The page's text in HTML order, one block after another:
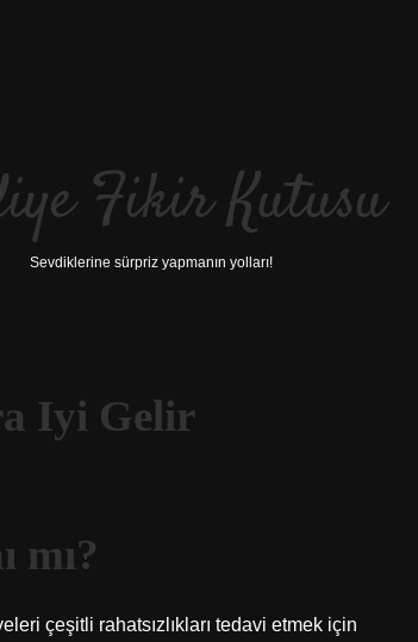
Fikir Kutusu
Sevdiklerine sürpriz yapmanın yolları!
Iyi Gelir
mı?
çeşitli rahatsızlıkları tedavi etmek için